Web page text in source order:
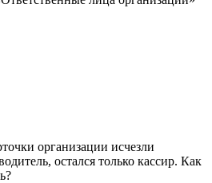
организации исчезли
остался только кассир. Как